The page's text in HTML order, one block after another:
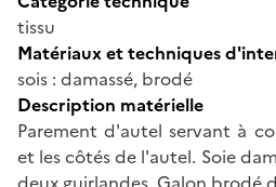
tissu
Matériaux et techniques
sois : damassé, brodé
Description matérielle
Parement d'autel servant à
et les côtés de l'autel. Soie